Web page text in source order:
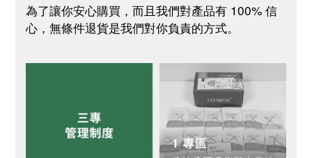
為了讓你安心購買，而且我們對產品有 100% 信
心，無條件退貨是我們對你負責的方式。